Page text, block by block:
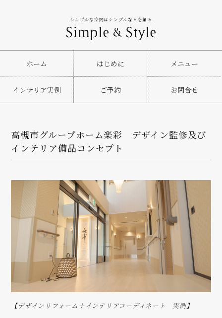
シンプルな空間はシンプルな人を創る
ホーム はじめに メニュー
インテリア実例 ご予約 お問合せ
高槻市グループホーム楽彩 デザイン監修及び
インテリア備品コンセプト
【デザインリフォーム＋インテリアコーディネート 実例】